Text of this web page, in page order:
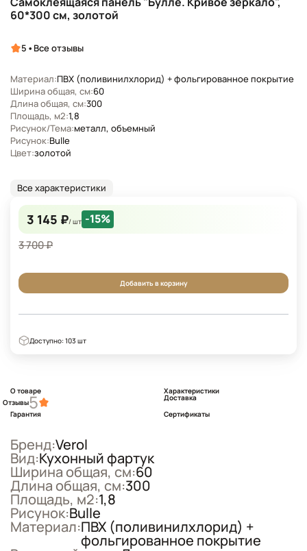
60*300 см, золотой
5 • Все отзывы
Материал:ПВХ (поливинилхлорид) + фольгированное покрытие
Ширина общая, см:60
Длина общая, см:300
Площадь, м2:1,8
Рисунок/Тема:металл, объемный
Рисунок:Bulle
Цвет:золотой
Все характеристики
3 145 ₽/ шт -15%
3 700 ₽
Добавить в корзину
Доступно: 103 шт
О товаре
Характеристики
Отзывы5
Доставка
Гарантия
Сертификаты
Бренд:Verol
Вид:Кухонный фартук
Ширина общая, см:60
Длина общая, см:300
Площадь, м2:1,8
Рисунок:Bulle
Материал:ПВХ (поливинилхлорид) +
фольгированное покрытие